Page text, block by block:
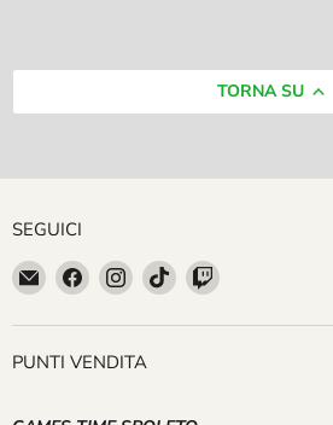
TORNA SU
SEGUICI
Email
GAMES
TIME
SPOLETO
Trovaci
Facebook
Trovaci
Instagram
Trovaci
TikTok
Trovaci
Twitch
PUNTI VENDITA